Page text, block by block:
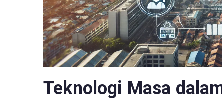
Teknologi Masa